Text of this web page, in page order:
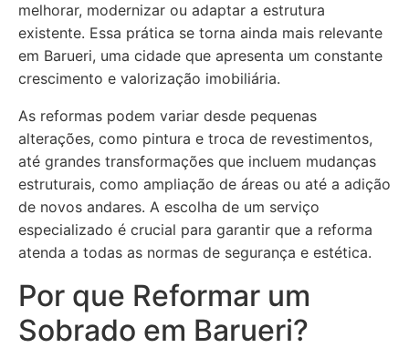
melhorar, modernizar ou adaptar a estrutura
existente. Essa prática se torna ainda mais relevante
em Barueri, uma cidade que apresenta um constante
crescimento e valorização imobiliária.
As reformas podem variar desde pequenas
alterações, como pintura e troca de revestimentos,
até grandes transformações que incluem mudanças
estruturais, como ampliação de áreas ou até a adição
de novos andares. A escolha de um serviço
especializado é crucial para garantir que a reforma
atenda a todas as normas de segurança e estética.
Por que Reformar um
Sobrado em Barueri?